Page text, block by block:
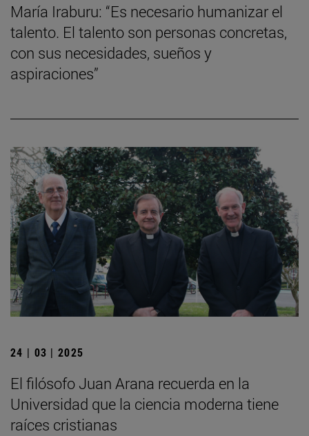
María Iraburu: “Es necesario humanizar el
talento. El talento son personas concretas,
con sus necesidades, sueños y
aspiraciones”
24 | 03 | 2025
El filósofo Juan Arana recuerda en la
Universidad que la ciencia moderna tiene
raíces cristianas